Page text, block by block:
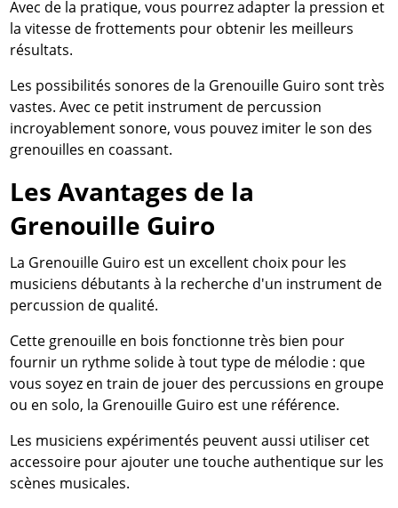
Avec de la pratique, vous pourrez adapter la pression et
la vitesse de frottements pour obtenir les meilleurs
résultats.
Les possibilités sonores de la Grenouille Guiro sont très
vastes. Avec ce petit instrument de percussion
incroyablement sonore, vous pouvez imiter le son des
grenouilles en coassant.
Les Avantages de la
Grenouille Guiro
La Grenouille Guiro est un excellent choix pour les
musiciens débutants à la recherche d'un instrument de
percussion de qualité.
Cette grenouille en bois fonctionne très bien pour
fournir un rythme solide à tout type de mélodie : que
vous soyez en train de jouer des percussions en groupe
ou en solo, la Grenouille Guiro est une référence.
Les musiciens expérimentés peuvent aussi utiliser cet
accessoire pour ajouter une touche authentique sur les
scènes musicales.